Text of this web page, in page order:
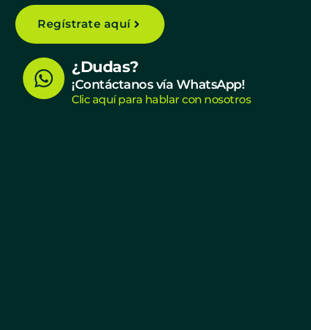
Regístrate aquí
W
h
¿Dudas?
¡Contáctanos vía WhatsApp!
Clic aquí para hablar con nosotros